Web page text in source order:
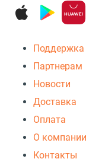
Поддержка
Партнерам
Новости
Доставка
Оплата
О компании
Контакты